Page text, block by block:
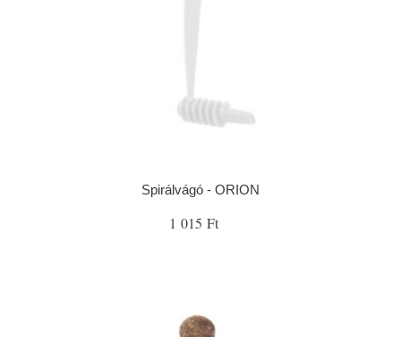
Spirálvágó - ORION
1 015 Ft